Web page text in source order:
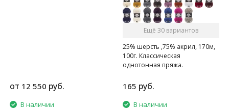
от 12 550 руб.
В наличии
Ещё 30 вариантов
25% шерсть ,75% акрил, 170м,
100г. Классическая
однотонная пряжа.
165 руб.
В наличии